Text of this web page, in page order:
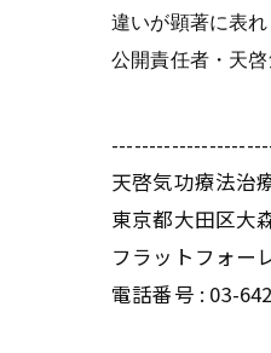
違いが顕著に表
公開責任者・天
天啓気功療法治
東京都大田区大
フラットフォー
電話番号 : 03-